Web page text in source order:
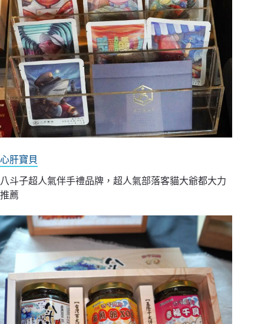
心肝寶貝
八斗子超人氣伴手禮品牌，超人氣部落客貓大爺都大力
推薦